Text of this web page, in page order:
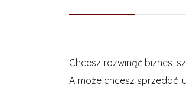
Chcesz rozwinąć biznes,
A może chcesz sprzedać